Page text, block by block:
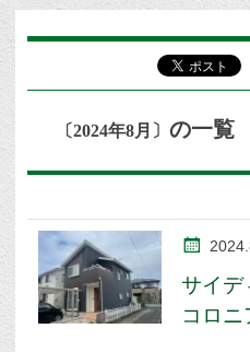
〔2024年8月〕の一覧
サイデ
コロ